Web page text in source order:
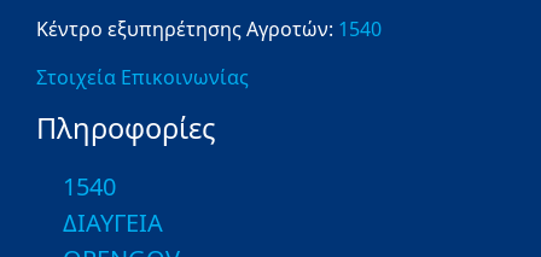
Κέντρο εξυπηρέτησης Αγροτών: 1540
Στοιχεία Επικοινωνίας
Πληροφορίες
1540
ΔΙΑΥΓΕΙΑ